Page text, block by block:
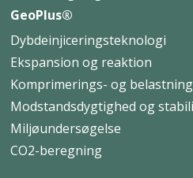
Belastningsdiagram
Principdetaljer
EPD
CO2-beregning
GeoPlus®
Dybdeinjiceringsteknologi
Ekspansion og reaktion